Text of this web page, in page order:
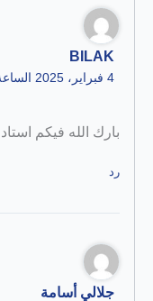
BILAK
4 فبراير، 2025 الساعة 2:06 مساءً
بارك الله فيكم استاد
رد
جلالي أسامة